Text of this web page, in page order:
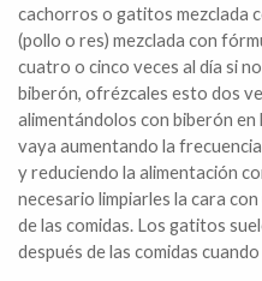
cachorros o gatitos mezclada
(pollo o res) mezclada con
cuatro o cinco veces al día si
biberón, ofrézcales esto dos
alimentándolos con biberón
vaya aumentando la
y reduciendo la alimentación
necesario limpiarles la cara
de las comidas. Los gatitos
después de las comidas